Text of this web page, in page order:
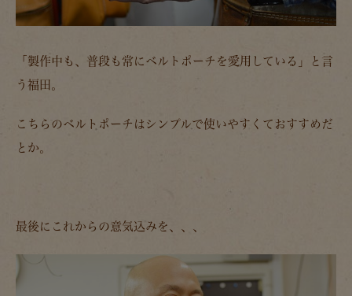
「製作中も、普段も常にベルトポーチを愛用している」と言
う福田。
こちらのベルトポーチはシンプルで使いやすくておすすめだ
とか。
最後にこれからの意気込みを、、、